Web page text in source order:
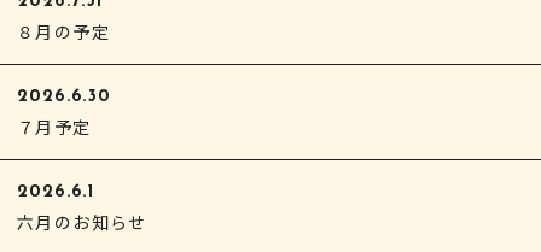
８月の予定
2026.6.30
７月予定
2026.6.1
六月のお知らせ